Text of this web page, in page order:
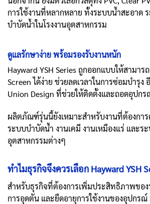
การใช้งานที่หลากหลาย ทั้งระบบน้ำสะอาด
บำบัดน้ำในโรงงานอุตสาหกรรม
ดูแลรักษาง่าย พร้อมรองรับงานหนัก
Hayward YSH Series ถูกออกแบบให้สามาร
Screen ได้ง่าย ช่วยลดเวลาในการซ่อมบำรุ
Union Design ที่ช่วยให้ติดตั้งและถอดอุปก
ผลิตภัณฑ์รุ่นนี้ยังเหมาะสำหรับงานที่ต้องกา
ระบบบำบัดน้ำ งานเคมี งานเหมืองแร่ และร
อุตสาหกรรมต่างๆ
ทำไมธุรกิจจึงควรเลือก Hayward YSH
สำหรับธุรกิจที่ต้องการเพิ่มประสิทธิภาพขอ
การอุดตัน และยืดอายุการใช้งานของอุปกรณ์